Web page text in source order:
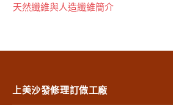
天然纖維與人造纖維簡介
上美沙發修理訂做工廠